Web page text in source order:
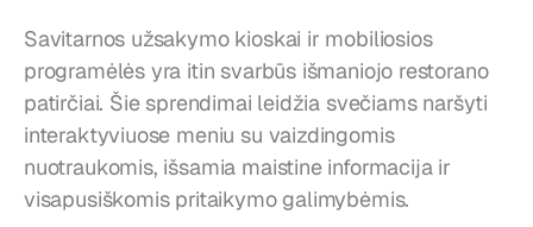
Savitarnos užsakymo kioskai ir mobiliosios
programėlės yra itin svarbūs išmaniojo restorano
patirčiai. Šie sprendimai leidžia svečiams naršyti
interaktyviuose meniu su vaizdingomis
nuotraukomis, išsamia maistine informacija ir
visapusiškomis pritaikymo galimybėmis.